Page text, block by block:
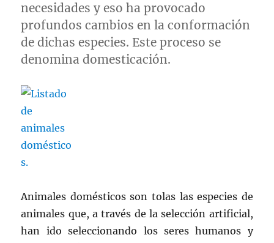
necesidades y eso ha provocado
profundos cambios en la conformación
de dichas especies. Este proceso se
denomina domesticación.
Animales domésticos son tolas las especies de
animales que, a través de la selección artificial,
han ido seleccionando los seres humanos y